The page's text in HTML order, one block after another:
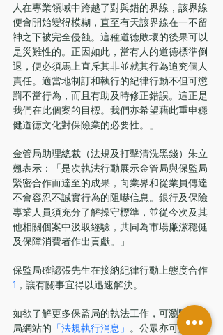
人在專業領域中跨越了對與錯的界線，該界線
便會開始變得模糊，直至有天該界線在一不留
神之下被完全侵蝕。這種道德敗壞的後果可以
是災難性的。正因如此，當有人的道德標準倒
退，便必須馬上直斥其非並就其行為追究個人
責任。適當地制訂和執行的紀律行動不但可懲
罰不當行為，而且有助及時修正錯誤。這正是
我們在此個案的目標。我們亦希望藉此重申穩
健道德文化對保險業的必要性。」
金管局助理總裁（法規及打擊清洗黑錢）朱立
翹表示：「是次執法行動展示金管局與保監局
緊密合作而達至的成果，向業界和從業員傳達
不會容忍不誠實行為的阻嚇信息。銀行及保險
專業人員須充分了解操守標準，並從今次及其
他相關個案中汲取經驗，共同為市場廉潔穩健
及保障消費者作出貢獻。」
保監局確認張先生在接納紀律行動上態度合作
1 ，讓有關事宜得以迅速解決。
如欲了解更多保監局的執法工作，可瀏覽保監
局網站的 「法規執行消息」 。公眾亦可於保監